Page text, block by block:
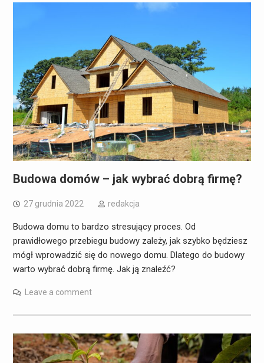
Budowa domów – jak wybrać dobrą firmę?
27 grudnia 2022 redakcja
Budowa domu to bardzo stresujący proces. Od
prawidłowego przebiegu budowy zależy, jak szybko będziesz
mógł wprowadzić się do nowego domu. Dlatego do budowy
warto wybrać dobrą firmę. Jak ją znaleźć?
Leave a comment